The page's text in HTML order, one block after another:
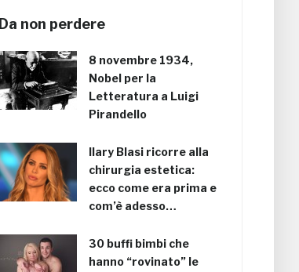
Da non perdere
8 novembre 1934,
Nobel per la
Letteratura a Luigi
Pirandello
Ilary Blasi ricorre alla
chirurgia estetica:
ecco come era prima e
com’è adesso…
30 buffi bimbi che
hanno “rovinato” le